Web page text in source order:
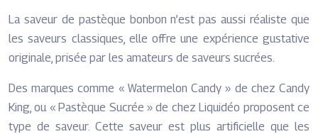
La saveur de pastèque bonbon n’est pas aussi réaliste que
les saveurs classiques, elle offre une expérience gustative
originale, prisée par les amateurs de saveurs sucrées.
Des marques comme « Watermelon Candy » de chez Candy
King, ou « Pastèque Sucrée » de chez Liquidéo proposent ce
type de saveur. Cette saveur est plus artificielle que les